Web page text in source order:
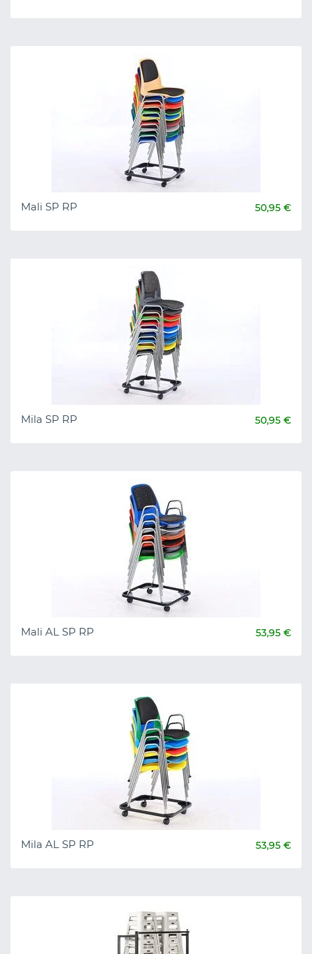
Mali SP RP 50,95 €
Mila SP RP 50,95 €
Mali AL SP RP 53,95 €
Mila AL SP RP 53,95 €